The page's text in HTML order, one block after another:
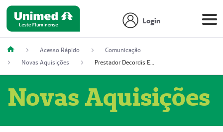
Login
Acesso Rápido
Comunicação
Novas Aquisições
Prestador Decordis Exames Cardiológicos LTDA (51004346-0)
Novas Aquisições